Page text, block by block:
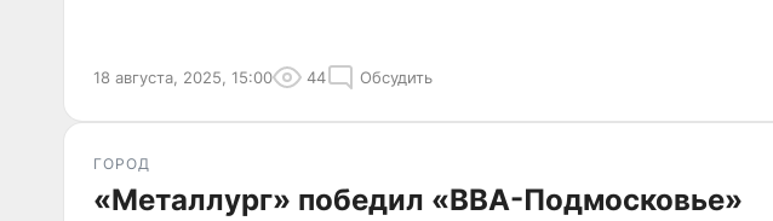
18 августа, 2025, 15:00 44 Обсудить
ГОРОД
«Металлург» победил «ВВА-Подмосковье»